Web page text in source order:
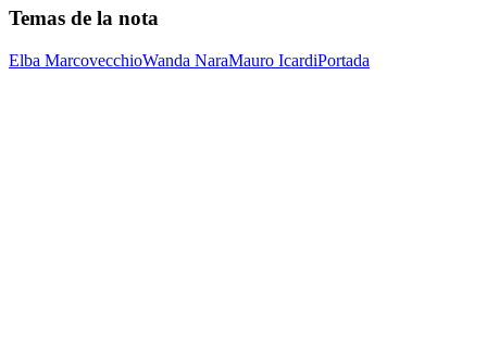
Temas de la nota
Elba MarcovecchioWanda NaraMauro IcardiPortada